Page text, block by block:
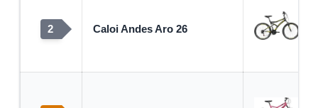
2 Caloi Andes Aro 26